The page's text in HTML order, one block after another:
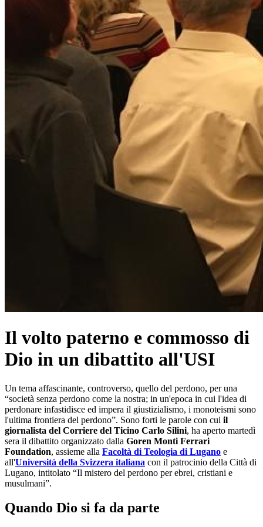
Il volto paterno e commosso di
Dio in un dibattito all'USI
Un tema affascinante, controverso, quello del perdono, per una
“società senza perdono come la nostra; in un'epoca in cui l'idea di
perdonare infastidisce ed impera il giustizialismo, i monoteismi sono
l'ultima frontiera del perdono”. Sono forti le parole con cui il
giornalista del Corriere del Ticino Carlo Silini, ha aperto martedì
sera il dibattito organizzato dalla Goren Monti Ferrari
Foundation, assieme alla Facoltà di Teologia di Lugano e
all'Università della Svizzera italiana con il patrocinio della Città di
Lugano, intitolato “Il mistero del perdono per ebrei, cristiani e
musulmani”.
Quando Dio si fa da parte